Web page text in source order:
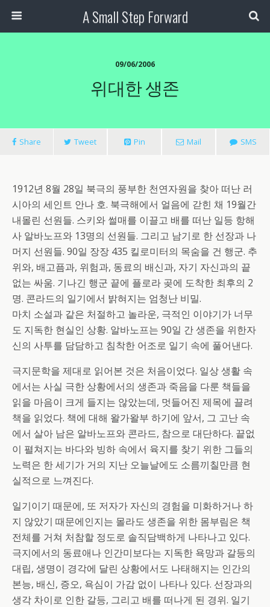
A Small Step Forward
09/06/2006
위대한 생존
Share Tweet Pin Mail SMS
1912년 8월 28일 북극의 풍부한 천연자원을 찾아 떠난 러
시아의 세인트 안나 호. 북극해에서 얼음에 갇힌 채 19월간
내몰린 선원들. 스키와 썰매를 이끌고 배를 떠난 일등 항해
사 알바노프와 13명의 선원들. 그리고 남기로 한 선장과 나
머지 선원들. 90일 장장 435 킬로미터의 목숨을 건 행군. 추
위와, 배고픔과, 위험과, 동료의 배신과, 자기 자신과의 끝
없는 싸움. 기나긴 행군 끝에 플로라 곶에 도착한 최후의 2
명. 콘라드의 일기에서 밝혀지는 엄청난 비밀.
마치 소설과 같은 처절하고 놀라운, 극적인 이야기가 너무
도 지독한 현실인 상황. 알바노프는 90일 간 생존을 위한자
신의 사투를 담담하고 침착한 어조로 일기 속에 풀어낸다.
극지문학을 제대로 읽어본 것은 처음이었다. 일상 생활 속
에서는 사실 극한 상황에서의 생존과 죽음을 다룬 책들을
읽을 마음이 크게 들지는 않았는데, 멋들어진 제목에 끌려
책을 읽었다. 책에 대해 왈가왈부 하기에 앞서, 그 고난 속
에서 살아 남은 알바노프와 콘라드, 참으로 대단하다. 끝없
이 펼쳐지는 바다와 빙하 속에서 육지를 찾기 위한 그들의
노력은 한 세기가 거의 지난 오늘날에도 소름끼칠만큼 현
실적으로 느껴진다.
일기이기 때문에, 또 저자가 자신의 경험을 미화하거나 하
지 않았기 때문에인지는 몰라도 생존을 위한 몸부림은 책
전체를 거쳐 처참할 정도로 솔직담백하게 나타나고 있다.
극지에서의 동료애나 인간미보다는 지독한 욕망과 갈등의
대립, 생명이 경각에 달린 상황에서도 나태해지는 인간의
본능, 배신, 증오, 욕심이 가감 없이 나타나 있다. 선장과의
생각 차이로 인한 갈등, 그리고 배를 떠나게 된 경위. 일기